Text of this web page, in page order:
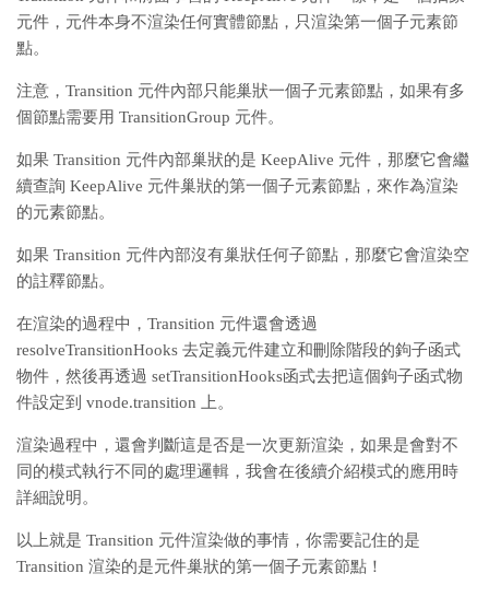
元件，元件本身不渲染任何實體節點，只渲染第一個子元素節
點。
注意，Transition 元件內部只能巢狀一個子元素節點，如果有多
個節點需要用 TransitionGroup 元件。
如果 Transition 元件內部巢狀的是 KeepAlive 元件，那麼它會繼
續查詢 KeepAlive 元件巢狀的第一個子元素節點，來作為渲染
的元素節點。
如果 Transition 元件內部沒有巢狀任何子節點，那麼它會渲染空
的註釋節點。
在渲染的過程中，Transition 元件還會透過
resolveTransitionHooks 去定義元件建立和刪除階段的鉤子函式
物件，然後再透過 setTransitionHooks函式去把這個鉤子函式物
件設定到 vnode.transition 上。
渲染過程中，還會判斷這是否是一次更新渲染，如果是會對不
同的模式執行不同的處理邏輯，我會在後續介紹模式的應用時
詳細說明。
以上就是 Transition 元件渲染做的事情，你需要記住的是
Transition 渲染的是元件巢狀的第一個子元素節點！